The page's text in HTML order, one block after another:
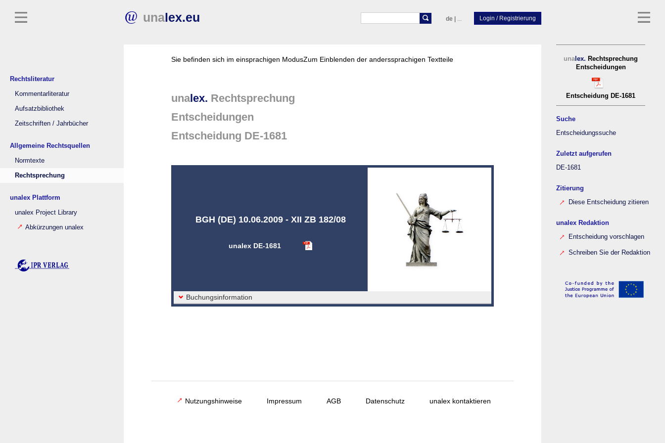
unalex.eu de |
Rechtsliteratur
Kommentarliteratur
Aufsatzbibliothek
Zeitschriften / Jahrbücher
Allgemeine Rechtsquellen
Normtexte
Rechtsprechung
unalex Plattform
unalex Project Library
Abkürzungen unalex
una lex. Rechtsprechung
Entscheidungen
Entscheidung DE-1681
Suche
Entscheidungssuche
Zuletzt aufgerufen
DE-1681
Zitierung
Diese Entscheidung zitieren
unalex Redaktion
Entscheidung vorschlagen
Schreiben Sie der Redaktion
Sie befinden sich im einsprachigen ModusZum Einblenden der anderssprachigen Textteile
unalex. Rechtsprechung
Entscheidungen
Entscheidung DE-1681
BGH (DE) 10.06.2009 - XII ZB 182/08
unalex DE-1681
Buchungsinformation
Nutzungshinweise Impressum AGB Datenschutz unalex kontaktieren